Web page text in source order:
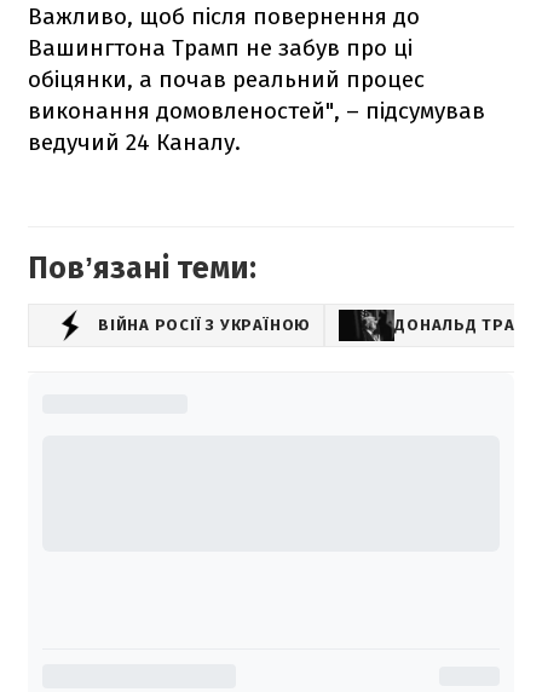
Важливо, щоб після повернення до
Вашингтона Трамп не забув про ці
обіцянки, а почав реальний процес
виконання домовленостей", – підсумував
ведучий 24 Каналу.
Повʼязані теми:
ВІЙНА РОСІЇ З УКРАЇНОЮ ДОНАЛЬД ТРАМП